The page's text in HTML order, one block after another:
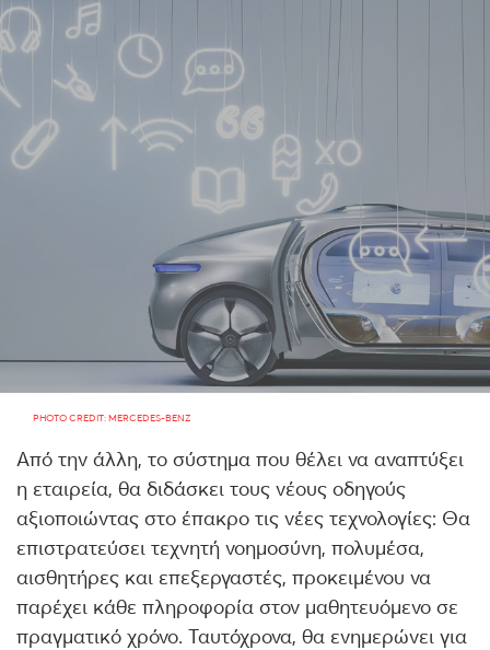
PHOTO CREDIT: MERCEDES-BENZ
Από την άλλη, το σύστημα που θέλει να αναπτύξει
η εταιρεία, θα διδάσκει τους νέους οδηγούς
αξιοποιώντας στο έπακρο τις νέες τεχνολογίες: Θα
επιστρατεύσει τεχνητή νοημοσύνη, πολυμέσα,
αισθητήρες και επεξεργαστές, προκειμένου να
παρέχει κάθε πληροφορία στον μαθητευόμενο σε
πραγματικό χρόνο. Ταυτόχρονα, θα ενημερώνει για